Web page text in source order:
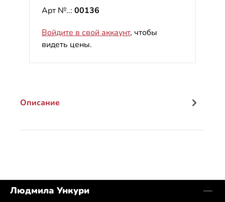
Арт №..: 00136
Войдите в свой аккаунт, чтобы
видеть цены.
Описание
Людмила Ункури